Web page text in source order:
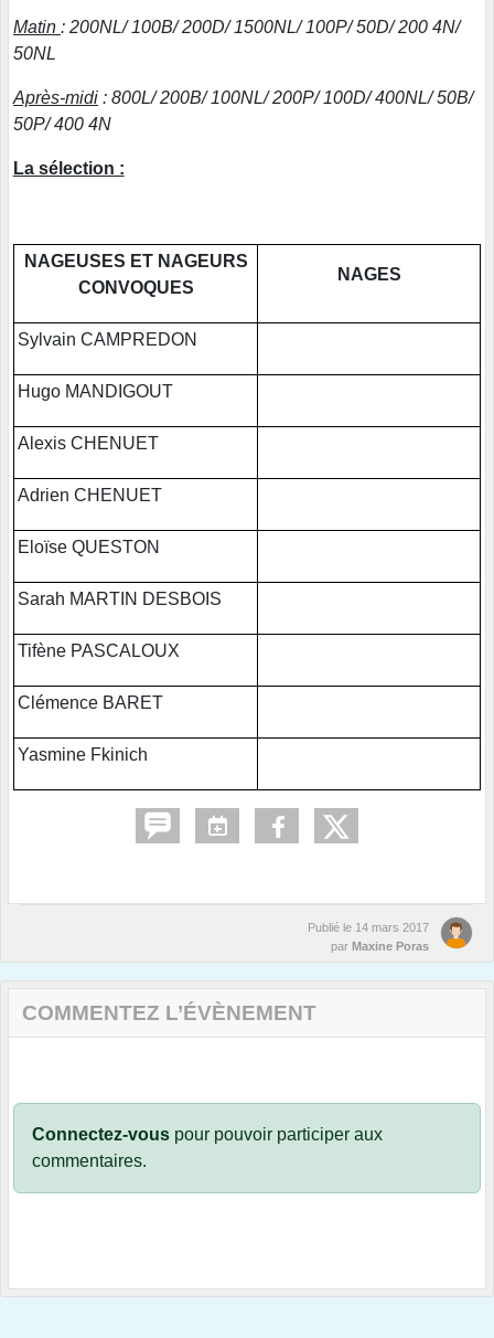
Matin : 200NL/ 100B/ 200D/ 1500NL/ 100P/ 50D/ 200 4N/
50NL
Après-midi : 800L/ 200B/ 100NL/ 200P/ 100D/ 400NL/ 50B/
50P/ 400 4N
La sélection :
NAGEUSES ET NAGEURS
CONVOQUES
NAGES
Sylvain CAMPREDON
Hugo MANDIGOUT
Alexis CHENUET
Adrien CHENUET
Eloïse QUESTON
Sarah MARTIN DESBOIS
Tifène PASCALOUX
Clémence BARET
Yasmine Fkinich
Publié le 14 mars 2017
par Maxine Poras
COMMENTEZ L’ÉVÈNEMENT
Connectez-vous pour pouvoir participer aux
commentaires.